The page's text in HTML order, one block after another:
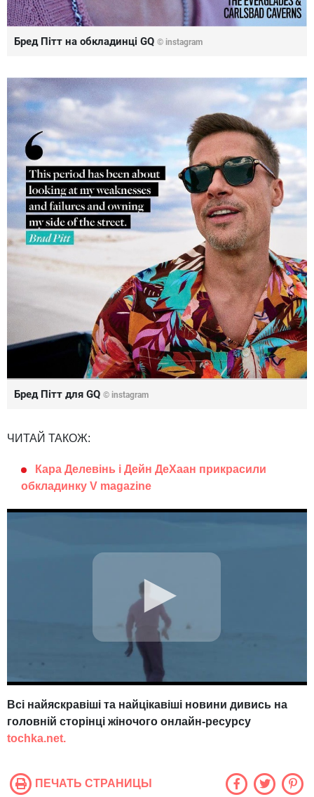
Бред Пітт на обкладинці GQ © instagram
Бред Пітт для GQ © instagram
ЧИТАЙ ТАКОЖ:
Кара Делевінь і Дейн ДеХаан прикрасили
обкладинку V magazine
Всі найяскравіші та найцікавіші новини дивись на
головній сторінці жіночого онлайн-ресурсу
tochka.net.
ПЕЧАТЬ СТРАНИЦЫ